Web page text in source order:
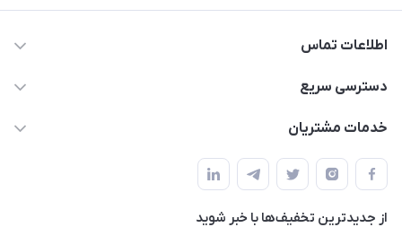
اطلاعات تماس
09165044753
دسترسی سریع
حساب کاربری
لیست محصولات
درباره ما
خدمات مشتریان
قوانین و مقررات
حریم خصوصی
راهنما
از جدید‌ترین تخفیف‌ها با‌ خبر شوید